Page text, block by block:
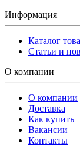
Информация
Каталог
Статьи и
О компании
О компании
Доставка
Как купить
Вакансии
Контакты